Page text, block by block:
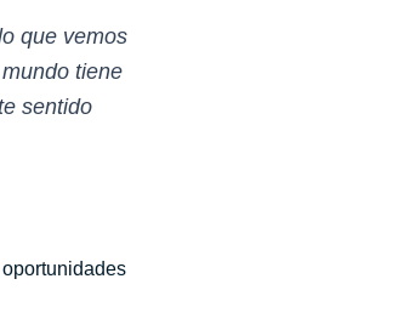
que vemos
tiene
sentido